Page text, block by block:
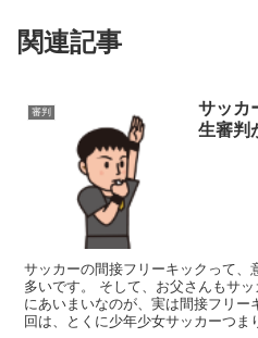
関連記事
審判
サッカ
生審判
サッカーの間接フリーキックって、
多いです。 そして、お父さんもサ
にあいまいなのが、実は間接フリ
回は、とくに少年少女サッカーつま